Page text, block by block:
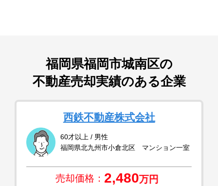
福岡県福岡市城南区の
不動産売却実績のある企業
西鉄不動産株式会社
60才以上 / 男性
福岡県北九州市小倉北区 マンション一室
売却価格： 2,480万円